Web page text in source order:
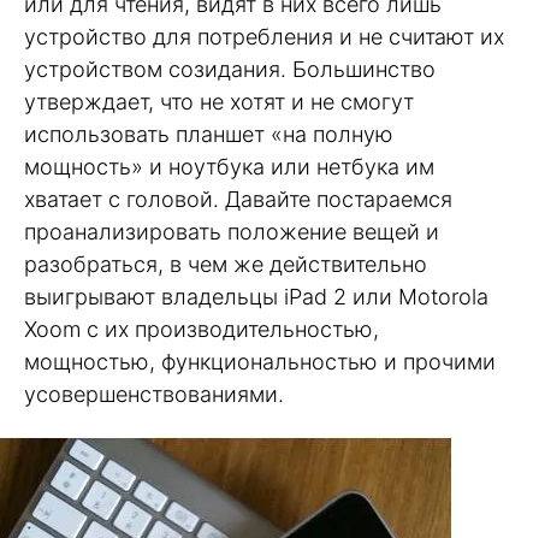
устройство для потребления и не считают их
устройством созидания. Большинство
утверждает, что не хотят и не смогут
использовать планшет «на полную
мощность» и ноутбука или нетбука им
хватает с головой. Давайте постараемся
проанализировать положение вещей и
разобраться, в чем же действительно
выигрывают владельцы iPad 2 или Motorola
Xoom с их производительностью,
мощностью, функциональностью и прочими
усовершенствованиями.